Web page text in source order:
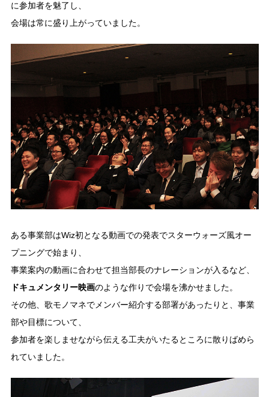
に参加者を魅了し、
会場は常に盛り上がっていました。
ある事業部はWiz初となる動画での発表でスターウォーズ風オー
プニングで始まり、
事業案内の動画に合わせて担当部長のナレーションが入るなど、
ドキュメンタリー映画のような作りで会場を沸かせました。
その他、歌モノマネでメンバー紹介する部署があったりと、事業
部や目標について、
参加者を楽しませながら伝える工夫がいたるところに散りばめら
れていました。